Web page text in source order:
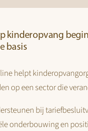
de
kinderopvang
basis
helpt
op een sector die
bij
onderbouwing en